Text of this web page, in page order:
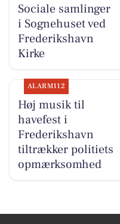
Sociale samlinger
i Sognehuset ved
Frederikshavn
Kirke
ALARM112
Høj musik til
havefest i
Frederikshavn
tiltrækker politiets
opmærksomhed